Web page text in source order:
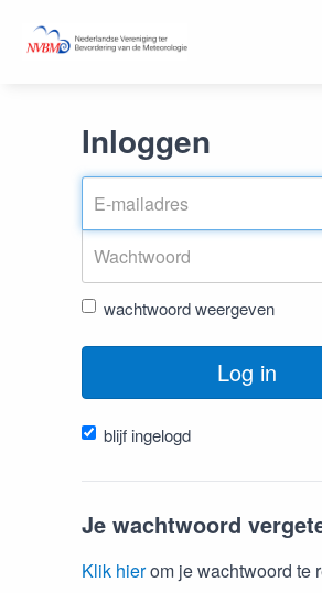
Inloggen
wachtwoord weergeven
Log in
blijf ingelogd
Je wachtwoord
Klik hierom je wachtwoord te